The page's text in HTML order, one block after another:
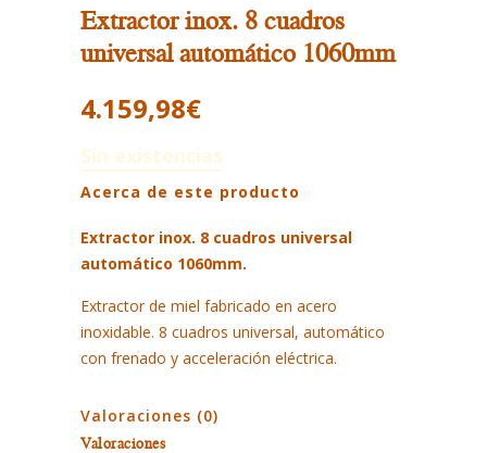
Extractor inox. 8 cuadros
universal automático 1060mm
4.159,98€
Sin existencias
Acerca de este producto
Extractor inox. 8 cuadros universal
automático 1060mm.
Extractor de miel fabricado en acero
inoxidable. 8 cuadros universal, automático
con frenado y acceleración eléctrica.
Valoraciones (0)
Valoraciones